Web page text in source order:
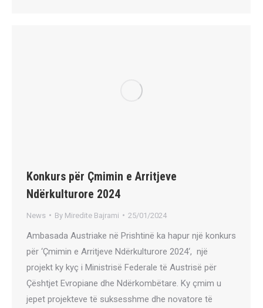
Konkurs për Çmimin e Arritjeve
Ndërkulturore 2024
News By Miredite Bajrami 25/01/2024
Ambasada Austriake në Prishtinë ka hapur një konkurs
për ‘Çmimin e Arritjeve Ndërkulturore 2024‘, një
projekt ky kyç i Ministrisë Federale të Austrisë për
Çështjet Evropiane dhe Ndërkombëtare. Ky çmim u
jepet projekteve të suksesshme dhe novatore të